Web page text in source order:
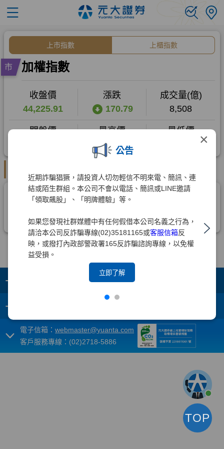
×
公告
近期詐騙猖獗，請投資人切勿輕信不明來電、簡訊、連
結或陌生群組。本公司不會以電話、簡訊或LINE邀請
「領取飆股」、「明牌體驗」等。
如果您發現社群媒體中有任何假借本公司名義之行為，
請洽本公司反詐騙專線(02)35181165或客服信箱反
映，或撥打內政部警政署165反詐騙諮詢專線，以免權
益受損。
立即了解
+
+
電子信箱： webmaster@yuanta.com
客戶服務專線：(02)2718-5886
TOP